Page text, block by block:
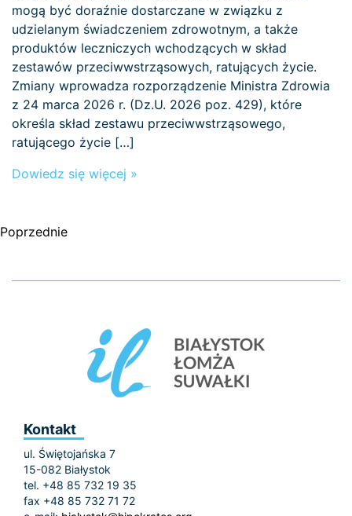
mogą być doraźnie dostarczane w związku z
udzielanym świadczeniem zdrowotnym, a także
produktów leczniczych wchodzących w skład
zestawów przeciwwstrząsowych, ratujących życie.
Zmiany wprowadza rozporządzenie Ministra Zdrowia
z 24 marca 2026 r. (Dz.U. 2026 poz. 429), które
określa skład zestawu przeciwwstrząsowego,
ratującego życie […]
Dowiedz się więcej »
Poprzednie
Kontakt
ul. Świętojańska 7
15-082 Białystok
tel. +48 85 732 19 35
fax +48 85 732 71 72